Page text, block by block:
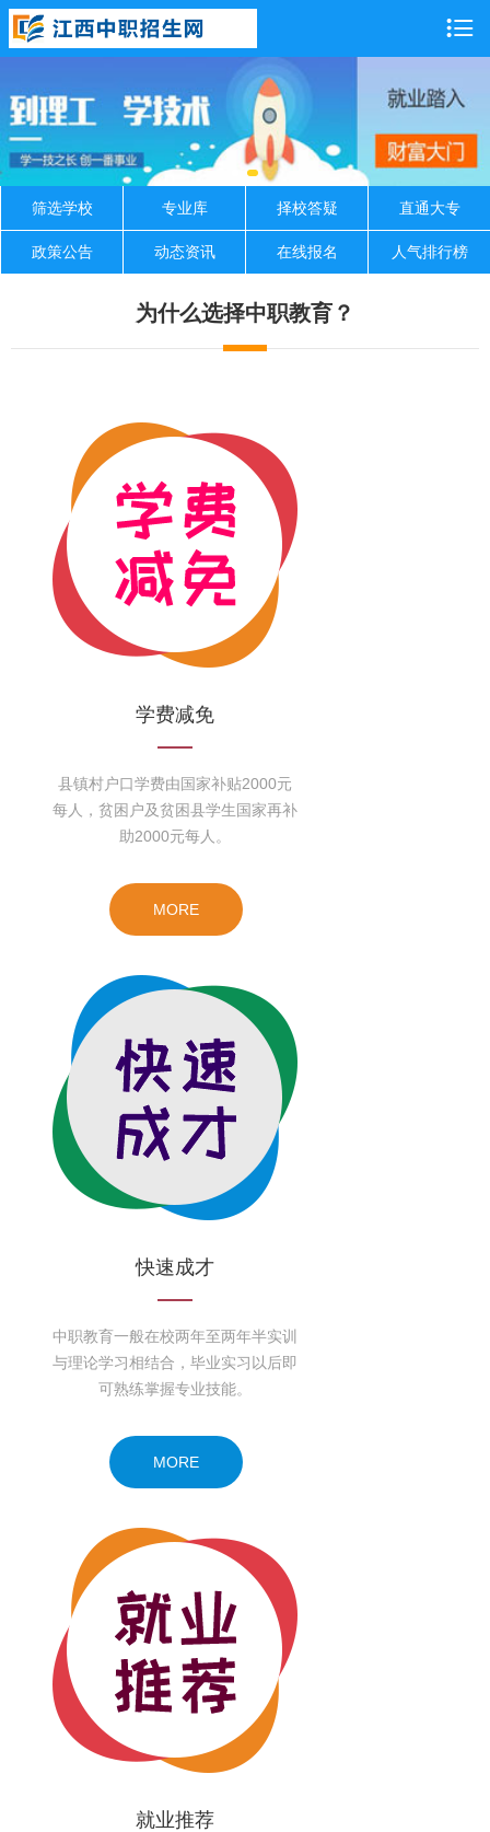

筛选学校 专业库 择校答疑 直通大专
政策公告 动态资讯 在线报名 人气排行榜
为什么选择中职教育？
学费减免
县镇村户口学费由国家补贴2000元
每人，贫困户及贫困县学生国家再补
助2000元每人。
MORE
快速成才
中职教育一般在校两年至两年半实训
与理论学习相结合，毕业实习以后即
可熟练掌握专业技能。
MORE
就业推荐